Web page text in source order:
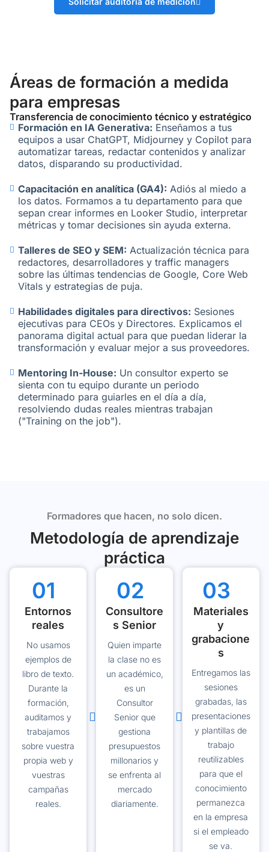
Áreas de formación a medida
para empresas
Transferencia de conocimiento técnico y estratégico
Formación en IA Generativa: Enseñamos a tus
equipos a usar ChatGPT, Midjourney y Copilot para
automatizar tareas, redactar contenidos y analizar
datos, disparando su productividad.
Capacitación en analítica (GA4): Adiós al miedo a
los datos. Formamos a tu departamento para que
sepan crear informes en Looker Studio, interpretar
métricas y tomar decisiones sin ayuda externa.
Talleres de SEO y SEM: Actualización técnica para
redactores, desarrolladores y traffic managers
sobre las últimas tendencias de Google, Core Web
Vitals y estrategias de puja.
Habilidades digitales para directivos: Sesiones
ejecutivas para CEOs y Directores. Explicamos el
panorama digital actual para que puedan liderar la
transformación y evaluar mejor a sus proveedores.
Mentoring In-House: Un consultor experto se
sienta con tu equipo durante un periodo
determinado para guiarles en el día a día,
resolviendo dudas reales mientras trabajan
("Training on the job").
Formadores que hacen, no solo dicen.
Metodología de aprendizaje
práctica
01
Entornos
reales
No usamos
ejemplos de
libro de texto.
Durante la
formación,
auditamos y
trabajamos
sobre vuestra
propia web y
vuestras
campañas
reales.
02
Consultore
s Senior
Quien imparte
la clase no es
un académico,
es un
Consultor
Senior que
gestiona
presupuestos
millonarios y
se enfrenta al
mercado
diariamente.
03
Materiales
y
grabacione
s
Entregamos las
sesiones
grabadas, las
presentaciones
y plantillas de
trabajo
reutilizables
para que el
conocimiento
permanezca
en la empresa
si el empleado
se va.